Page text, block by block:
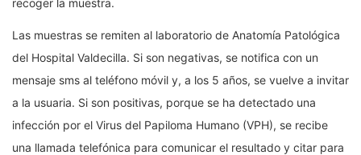
Las muestras se remiten al laboratorio de Anatomía Patológica
del Hospital Valdecilla. Si son negativas, se notifica con un
mensaje sms al teléfono móvil y, a los 5 años, se vuelve a invitar
a la usuaria. Si son positivas, porque se ha detectado una
infección por el Virus del Papiloma Humano (VPH), se recibe
una llamada telefónica para comunicar el resultado y citar para